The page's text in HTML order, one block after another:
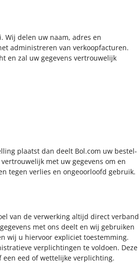
Wij delen uw naam, adres en
administreren van verkoopfacturen.
en zal uw gegevens vertrouwelijk
plaatst dan deelt Bol.com uw bestel-
met uw gegevens om en
tegen verlies en ongeoorloofd gebruik.
van de verwerking altijd direct verband
met ons deelt en wij gebruiken
wij u hiervoor expliciet toestemming.
verplichtingen te voldoen. Deze
eed of wettelijke verplichting.